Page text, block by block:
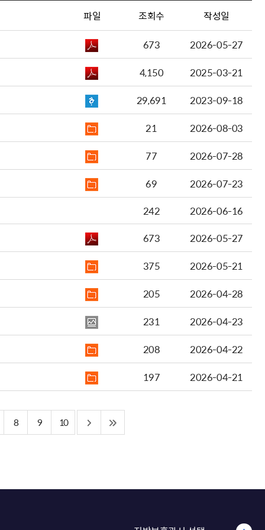
파일 조회수 작성일
673
2026-05-27
4,150
2025-03-21
29,691
2023-09-18
21
2026-08-03
77
2026-07-28
69
2026-07-23
242
2026-06-16
673
2026-05-27
375
2026-05-21
205
2026-04-28
231
2026-04-23
208
2026-04-22
197
2026-04-21
8 9 10